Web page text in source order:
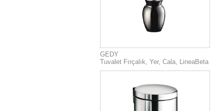
GEDY
Tuvalet Fırçalık, Yer, Cala, LineaBeta